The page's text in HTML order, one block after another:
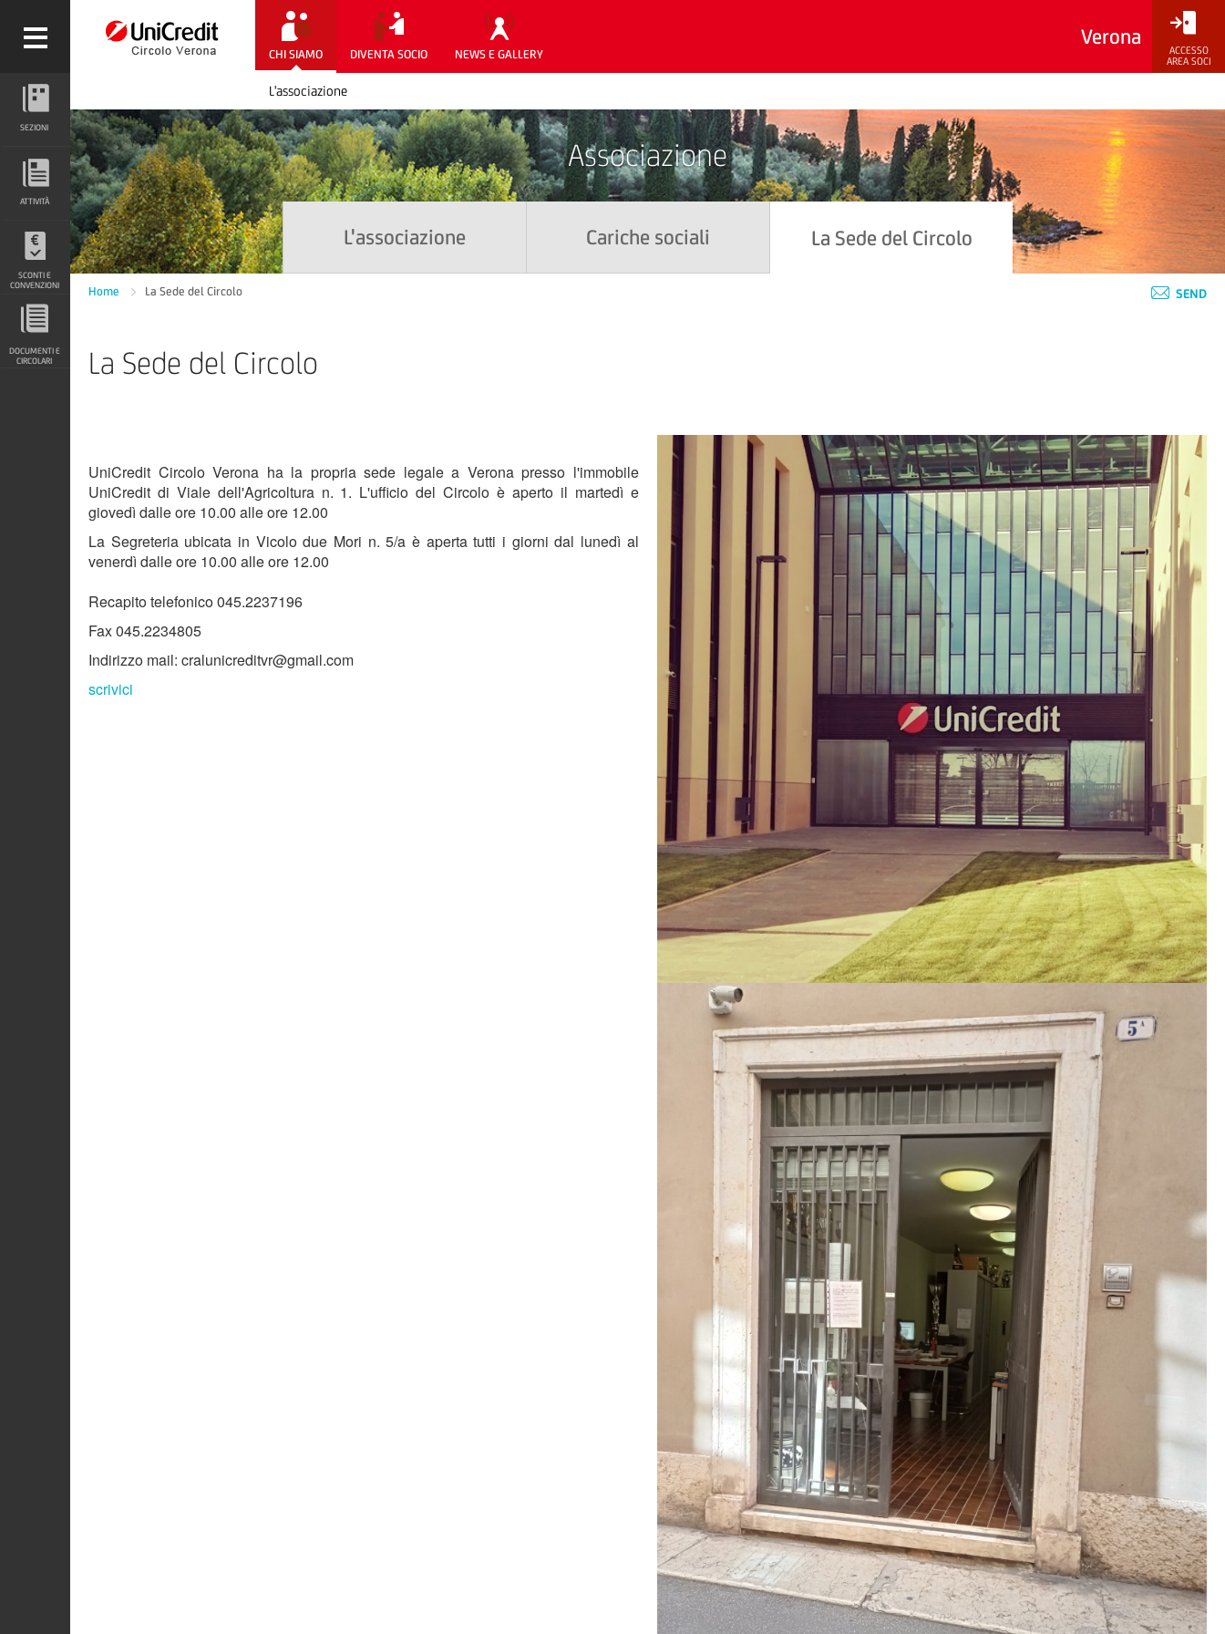
CHI SIAMO
L'associazione
DIVENTA SOCIO NEWS E GALLERY
Verona
ACCESSO
AREA SOCI
SEZIONI
SEZIONI
ATTIVITÀ
ATTIVITÀ
SCONTI E
CONVENZIONI
SCONTI E CONVENZIONI
DOCUMENTI E
CIRCOLARI
Associazione
L'associazione Cariche sociali La Sede del Circolo
Home La Sede del Circolo SEND
La Sede del Circolo
UniCredit Circolo Verona ha la propria sede legale a Verona presso l'immobile
UniCredit di Viale dell'Agricoltura n. 1. L'ufficio del Circolo è aperto il martedì e
giovedì dalle ore 10.00 alle ore 12.00
La Segreteria ubicata in Vicolo due Mori n. 5/a è aperta tutti i giorni dal lunedì al
venerdì dalle ore 10.00 alle ore 12.00
Recapito telefonico 045.2237196
Fax 045.2234805
Indirizzo mail: cralunicreditvr@gmail.com
scrivici